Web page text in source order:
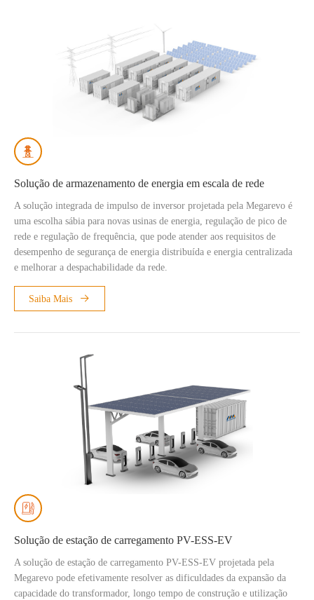
Solução de armazenamento de energia em escala de rede
A solução integrada de impulso de inversor projetada pela Megarevo é
uma escolha sábia para novas usinas de energia, regulação de pico de
rede e regulação de frequência, que pode atender aos requisitos de
desempenho de segurança de energia distribuída e energia centralizada
e melhorar a despachabilidade da rede.
Saiba Mais
Solução de estação de carregamento PV-ESS-EV
A solução de estação de carregamento PV-ESS-EV projetada pela
Megarevo pode efetivamente resolver as dificuldades da expansão da
capacidade do transformador, longo tempo de construção e utilização